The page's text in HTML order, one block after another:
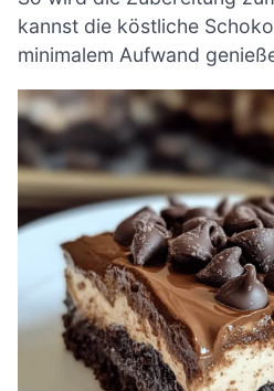
kannst die köstliche
minimalem Aufwand